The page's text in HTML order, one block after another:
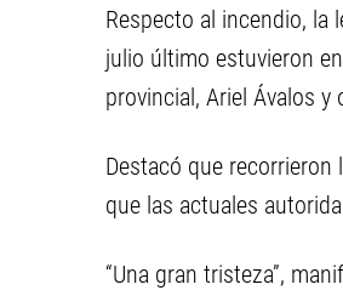
Respecto al incendio, la
julio último estuvieron
provincial, Ariel Ávalos
Destacó que recorrieron
que las actuales
“Una gran tristeza”,